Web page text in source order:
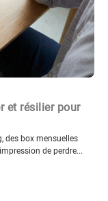
et résilier pour
des box mensuelles
de perdre...